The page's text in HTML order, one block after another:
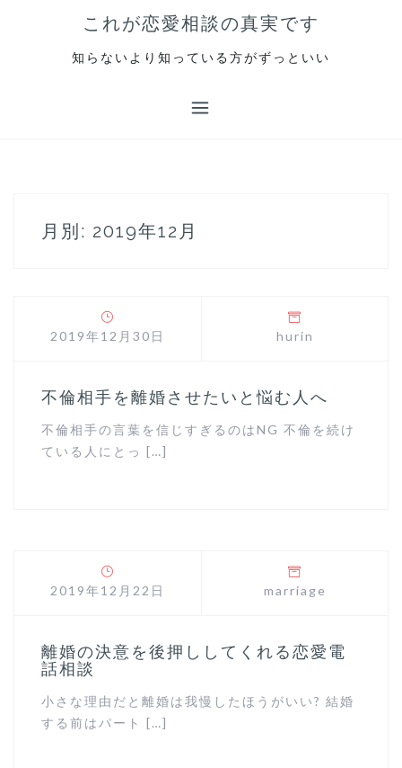
これが恋愛相談の真実です
知らないより知っている方がずっといい
月別: 2019年12月
2019年12月30日 hurin
不倫相手を離婚させたいと悩む人へ
不倫相手の言葉を信じすぎるのはNG 不倫を続け
ている人にとっ […]
2019年12月22日 marriage
離婚の決意を後押ししてくれる恋愛電
話相談
小さな理由だと離婚は我慢したほうがいい? 結婚
する前はパート […]